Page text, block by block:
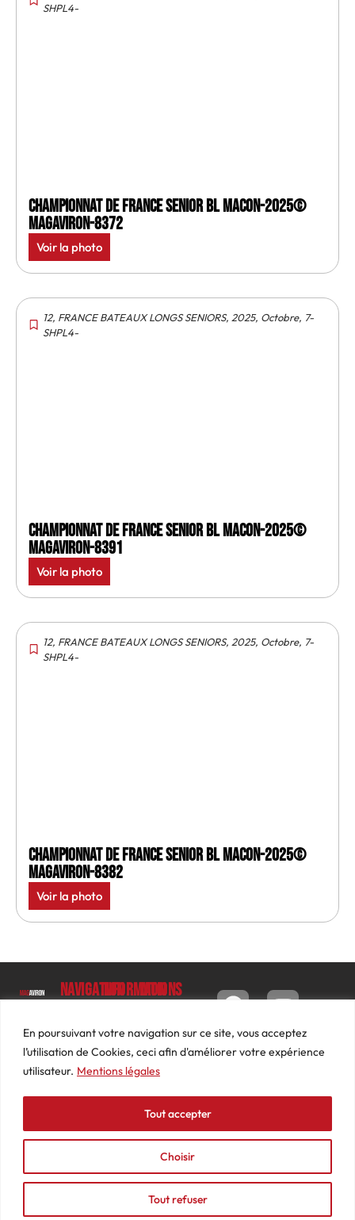
En poursuivant votre navigation sur ce site, vous acceptez
l’utilisation de Cookies, ceci afin d'améliorer votre expérience
utilisateur. Mentions légales
Choisir
Tout refuser
Tout accepter
SHPL4-
Championnat de France senior BL Macon-2025©
MagAviron-8372
Voir la photo
12, FRANCE BATEAUX LONGS SENIORS, 2025, Octobre, 7-
SHPL4-
Championnat de France senior BL Macon-2025©
MagAviron-8391
Voir la photo
12, FRANCE BATEAUX LONGS SENIORS, 2025, Octobre, 7-
SHPL4-
Championnat de France senior BL Macon-2025©
MagAviron-8382
Voir la photo
Luc
Barbier
69640
74
87
contact@mediasaviron.fr
Navigation
Le
Magazine
Photos
Actualités
Podcasts
Informations
Conditions
générales
de ventes
Mentions
légales
Mon
Tableau
de bord
Commandes
Adresses
Détails
du
compte